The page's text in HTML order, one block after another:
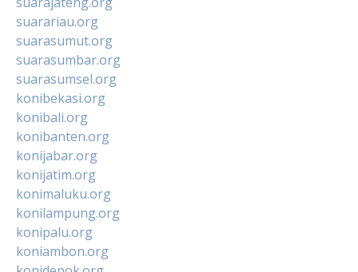
suarariau.org
suarasumut.org
suarasumbar.org
suarasumsel.org
konibekasi.org
konibali.org
konibanten.org
konijabar.org
konijatim.org
konimaluku.org
konilampung.org
konipalu.org
koniambon.org